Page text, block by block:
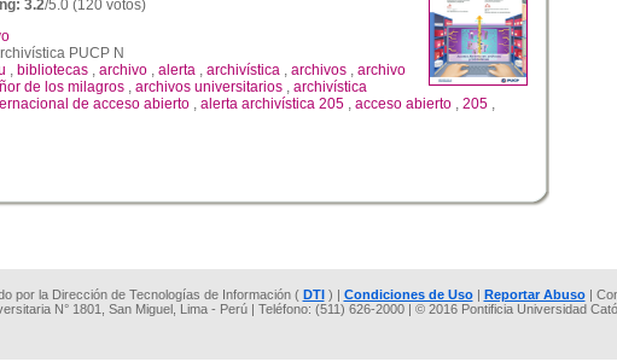
3.2/5.0 (120 votos)
PUCP N
, bibliotecas , archivo , alerta , archivística , archivos , archivo
de los milagros , archivos universitarios , archivística
de acceso abierto , alerta archivística 205 , acceso abierto , 205 ,
por la Dirección de Tecnologías de Información ( DTI) | Condiciones de Uso| Reportar Abuso|
N° 1801, San Miguel, Lima - Perú | Teléfono: (511) 626-2000 | © 2016 Pontificia Universidad